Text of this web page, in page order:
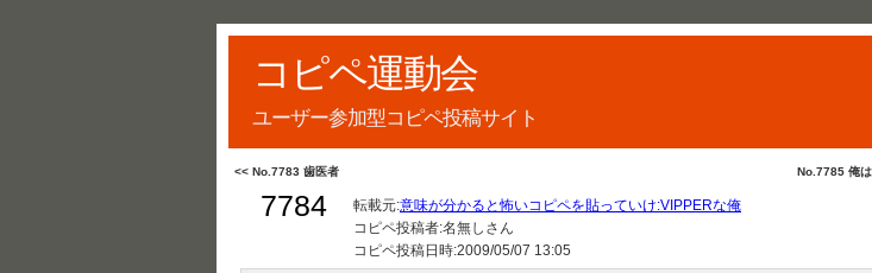
コピペ運動会
ユーザー参加型コピペ投稿サイト
No.7785 俺
<< No.7783 歯医者
7784 転載元:意味が分かると怖いコピペを貼っていけ:VIPPERな俺
コピペ投稿者:名無しさん
コピペ投稿日時:2009/05/07 13:05